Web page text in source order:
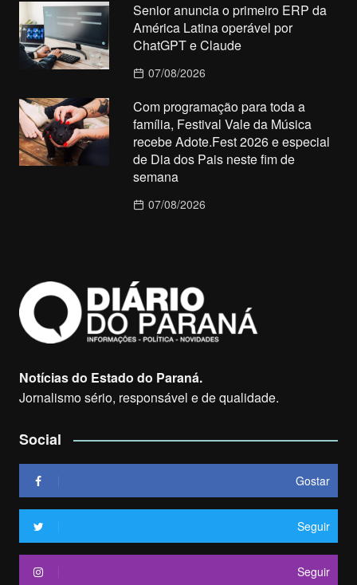
Senior anuncia o primeiro ERP da
América Latina operável por
ChatGPT e Claude
07/08/2026
Com programação para toda a
família, Festival Vale da Música
recebe Adote.Fest 2026 e especial
de Dia dos Pais neste fim de
semana
07/08/2026
Notícias do Estado do Paraná.
Jornalismo sério, responsável e de qualidade.
Social
Gostar
Seguir
Seguir